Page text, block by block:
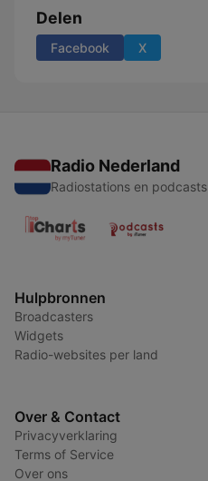
Delen
Facebook X
Radio Nederland
Radiostations en podcasts
Hulpbronnen
Broadcasters
Widgets
Radio-websites per land
Over & Contact
Privacyverklaring
Terms of Service
Over ons